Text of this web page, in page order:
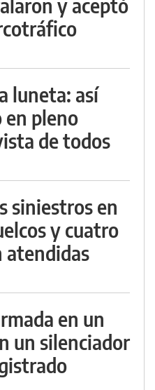
y aceptó
luneta: así
en pleno
de todos
siniestros en
y cuatro
atendidas
en un
un silenciador